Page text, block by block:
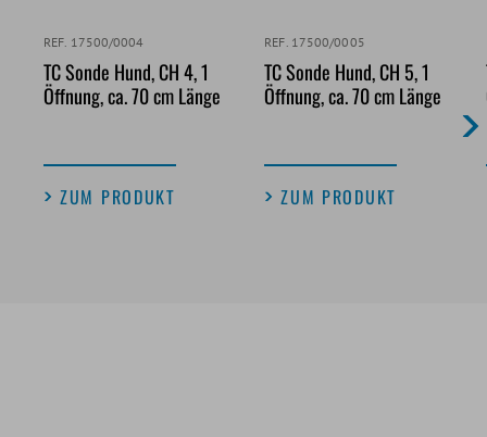
REF. 17500/0004
TC Sonde Hund, CH 4, 1
Öffnung, ca. 70 cm Länge
ZUM PRODUKT
REF. 17500/0005
TC Sonde Hund, CH 5, 1
Öffnung, ca. 70 cm Länge
ZUM PRODUKT